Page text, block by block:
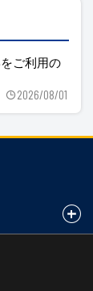
をご利用の
2026/08/01